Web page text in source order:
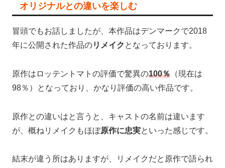
オリジナルとの違いを楽しむ
冒頭でもお話しましたが、本作品はデンマークで2018
年に公開された作品のリメイク となっております。
原作はロッテントマトの評価で驚異の100％ （現在は
98％）となっており、かなり評価の高い作品です。
原作との違いはと言うと、キャストの名前は違います
が、概ねリメイクもほぼ原作に忠実といった感じです。
結末が違う所はありますが、リメイクだと原作で語られ